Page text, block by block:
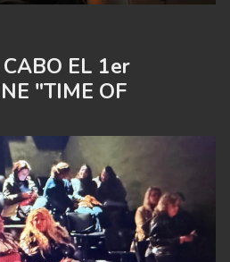
EL 1er
"TIME OF